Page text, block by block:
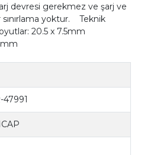
devresi gerekmez ve şarj ve
sınırlama yoktur. Teknik
20.5 x 7.5mm
47991